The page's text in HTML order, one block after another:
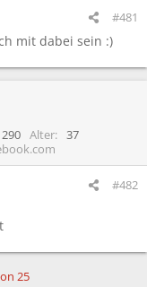
#481
mit dabei sein :)
290 Alter
37
#482
25